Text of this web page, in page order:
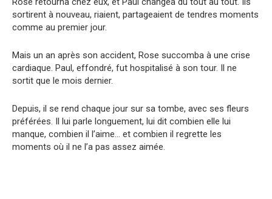
sortirent à nouveau, riaient, partageaient de tendres moments
comme au premier jour.
Mais un an après son accident, Rose succomba à une crise
cardiaque. Paul, effondré, fut hospitalisé à son tour. Il ne
sortit que le mois dernier.
Depuis, il se rend chaque jour sur sa tombe, avec ses fleurs
préférées. Il lui parle longuement, lui dit combien elle lui
manque, combien il l’aime… et combien il regrette les
moments où il ne l’a pas assez aimée.